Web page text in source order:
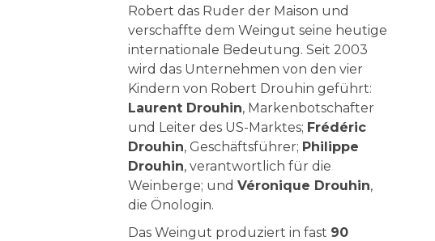
Robert das Ruder der Maison und
verschaffte dem Weingut seine heutige
internationale Bedeutung. Seit 2003
wird das Unternehmen von den vier
Kindern von Robert Drouhin geführt:
Laurent Drouhin, Markenbotschafter
und Leiter des US-Marktes; Frédéric
Drouhin, Geschäftsführer; Philippe
Drouhin, verantwortlich für die
Weinberge; und Véronique Drouhin,
die Önologin.
Das Weingut produziert in fast 90